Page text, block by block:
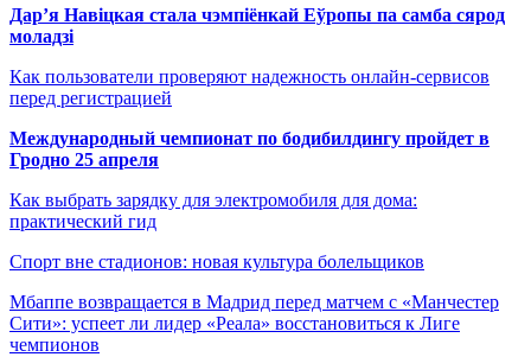
Дар’я Навіцкая стала чэмпіёнкай Еўропы па самба сярод
моладзі
Как пользователи проверяют надежность онлайн-сервисов
перед регистрацией
Международный чемпионат по бодибилдингу пройдет в
Гродно 25 апреля
Как выбрать зарядку для электромобиля для дома:
практический гид
Спорт вне стадионов: новая культура болельщиков
Мбаппе возвращается в Мадрид перед матчем с «Манчестер
Сити»: успеет ли лидер «Реала» восстановиться к Лиге
чемпионов